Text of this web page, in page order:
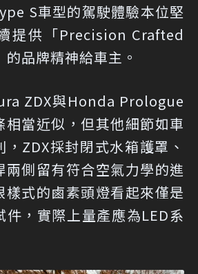
S車型的駕駛體驗本位堅
提供「Precision Crafted
品牌精神給車主。
ZDX與Honda Prologue
相當近似，但其他細節如車
ZDX採封閉式水箱護罩、
兩側留有符合空氣力學的進
樣式的鹵素頭燈看起來僅是
件，實際上量產應為LED系